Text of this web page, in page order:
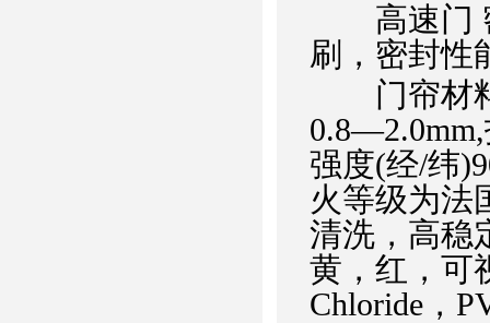
高速门 密
刷，密封性
门帘材料
0.8—2.0mm,
强度(经/纬
火等级为
清洗，高稳
黄，红，可
Chloride，